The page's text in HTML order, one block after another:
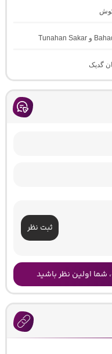
گدیک
ثبت نظر
اولین نظر باشید